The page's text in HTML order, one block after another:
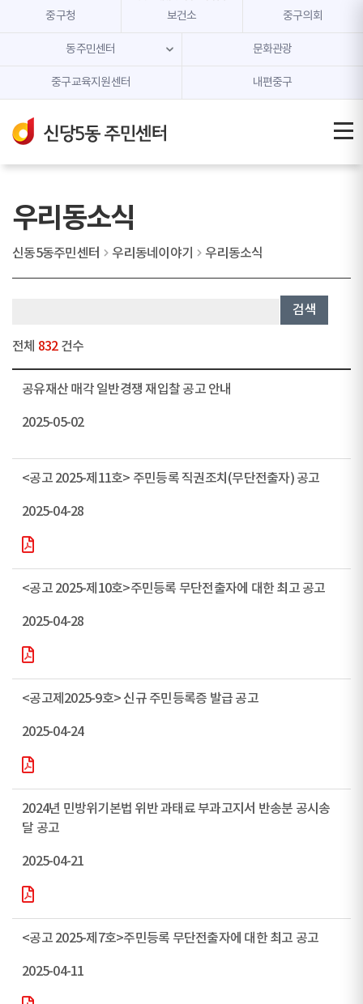
본문 내용 바로가기
주메뉴 바로가기
중구청 보건소 중구의회
동주민센터 문화관광
중구교육지원센터 내편중구
우리동소식
신동5동주민센터 우리동네이야기 우리동소식
검색
전체 832건수
공유재산 매각 일반경쟁 재입찰 공고 안내
2025-05-02
<공고 2025-제11호> 주민등록 직권조치(무단전출자) 공고
2025-04-28
<공고 2025-제10호>주민등록 무단전출자에 대한 최고 공고
2025-04-28
<공고제2025-9호> 신규 주민등록증 발급 공고
2025-04-24
2024년 민방위기본법 위반 과태료 부과고지서 반송분 공시송
달 공고
2025-04-21
<공고 2025-제7호>주민등록 무단전출자에 대한 최고 공고
2025-04-11